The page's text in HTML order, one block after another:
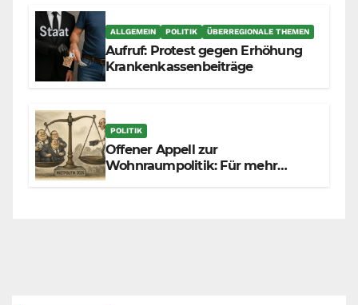
ALLGEMEIN POLITIK ÜBERREGIONALE THEMEN
Aufruf: Protest gegen Erhöhung
Krankenkassenbeiträge
POLITIK
Offener Appell zur
Wohnraumpolitik: Für mehr